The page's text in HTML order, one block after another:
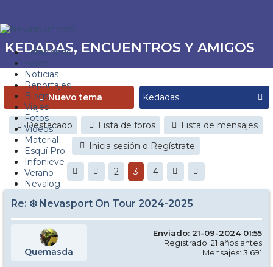
Estaciones
Foros
Noticias
Reportajes
Blogs
Viajes
Fotos
Videos
Material
Esquí Pro
Infonieve
Verano
Nevalog
KEDADAS, ENCUENTROS Y AMIGOS
Nuevo tema
Destacado Lista de foros
Lista de mensajes
Inicia sesión o Regístrate
2 3 4
Re: ❄️ Nevasport On Tour 2024-2025
Quemasda
Enviado: 21-09-2024 01:55
Registrado: 21 años antes
Mensajes: 3.691